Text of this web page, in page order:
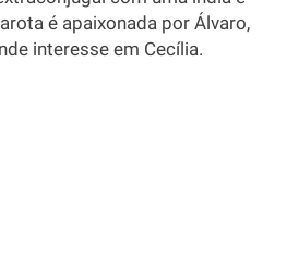
é apaixonada por Álvaro,
interesse em Cecília.